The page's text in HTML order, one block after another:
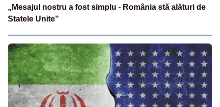
„Mesajul nostru a fost simplu - România stă alături de
Statele Unite”